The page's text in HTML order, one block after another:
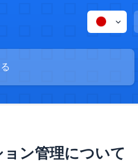
ン管理について